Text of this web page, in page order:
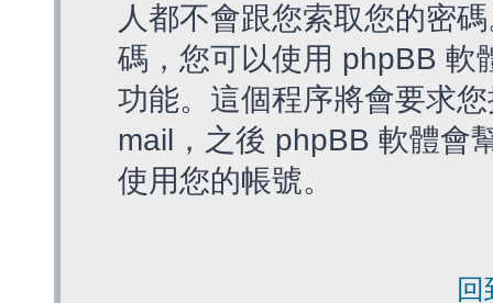
人都不會跟您索取您的密
碼，您可以使用 phpBB 軟
功能。這個程序將會要求
mail，之後 phpBB 軟體會
使用您的帳號。